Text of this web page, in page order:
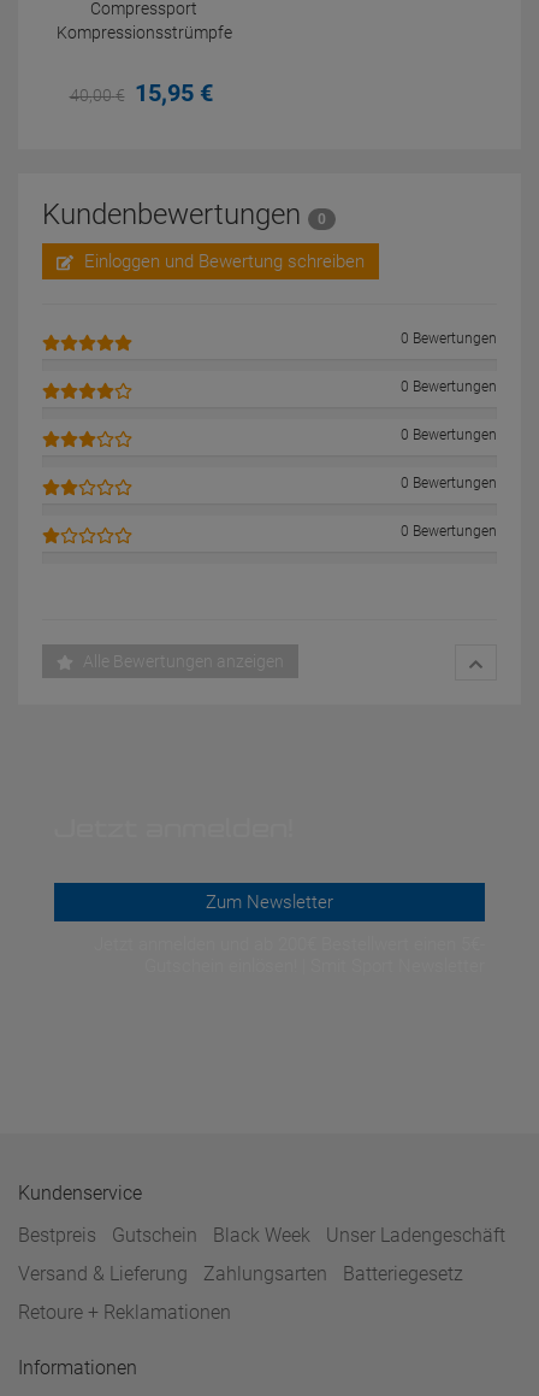
Compressport
Kompressionsstrümpfe
40,00€ 15,95 €
Kundenbewertungen 0
Einloggen und Bewertung schreiben
0 Bewertungen
0 Bewertungen
0 Bewertungen
0 Bewertungen
0 Bewertungen
Alle Bewertungen anzeigen
Zum Newsletter
Kundenservice
Bestpreis
Gutschein Black Week
Unser Ladengeschäft
Versand & Lieferung
Zahlungsarten
Batteriegesetz
Retoure + Reklamationen
Informationen